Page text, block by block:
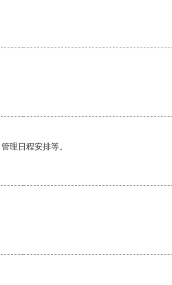
理日程安排等。